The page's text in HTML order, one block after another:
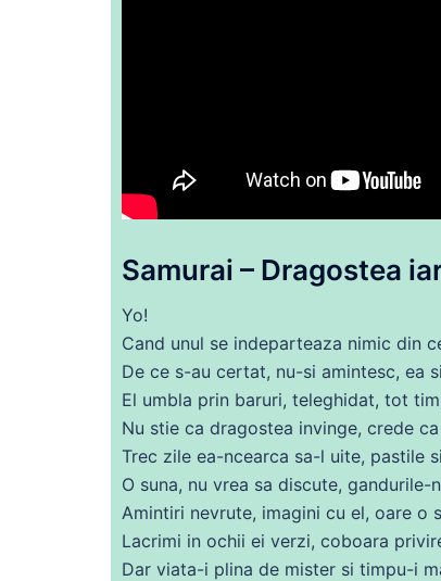
Samurai – Dragostea
Yo!
Cand unul se indeparteaza nimic din
De ce s-au certat, nu-si amintesc, ea
El umbla prin baruri, teleghidat, tot
Nu stie ca dragostea invinge, crede
Trec zile ea-ncearca sa-l uite, pastile
O suna, nu vrea sa discute, gandurile-
Amintiri nevrute, imagini cu el, oare o
Lacrimi in ochii ei verzi, coboara
Dar viata-i plina de mister si timpu-i